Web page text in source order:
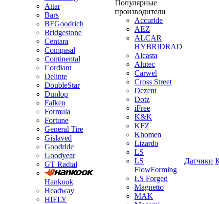
Attar
Bars
BFGoodrich
Bridgestone
Centara
Compasal
Continental
Cordiant
Delinte
DoubleStar
Dunlop
Falken
Formula
Fortune
General Tire
Gislaved
Goodride
Goodyear
GT Radial
Hankook
Headway
HIFLY
Популярные
производители
Accuride
AEZ
ALCAR
HYBRIDRAD
Alcasta
Alutec
Carwel
Cross Street
Dezent
Dotz
iFree
K&K
KFZ
Khomen
Lizardo
LS
LS
FlowForming
LS Forged
Magnetto
MAK
Датчики